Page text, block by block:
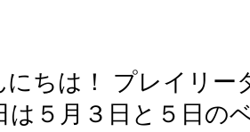
ちは！ プレイリー
は５月３日と５日の